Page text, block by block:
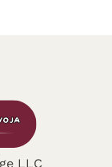
LLC